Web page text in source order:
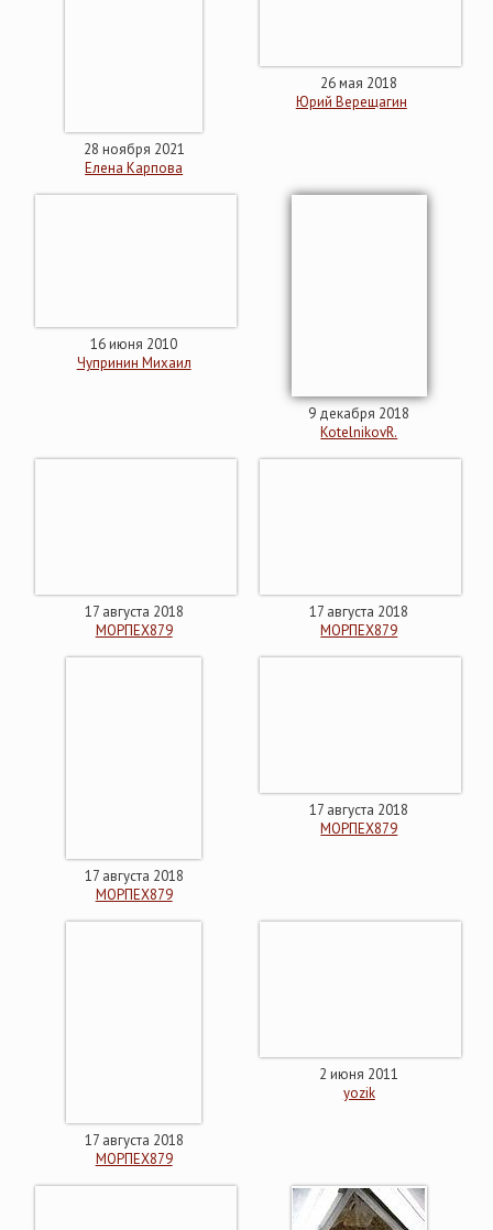
28 ноября 2021
Елена Карпова
26 мая 2018
Юрий Верещагин
16 июня 2010
Чупринин Михаил
9 декабря 2018
KotelnikovR.
17 августа 2018
МОРПЕХ879
17 августа 2018
МОРПЕХ879
17 августа 2018
МОРПЕХ879
17 августа 2018
МОРПЕХ879
17 августа 2018
МОРПЕХ879
2 июня 2011
yozik